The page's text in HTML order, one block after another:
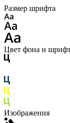
Размер шрифта
Цвет фона и
Изображения